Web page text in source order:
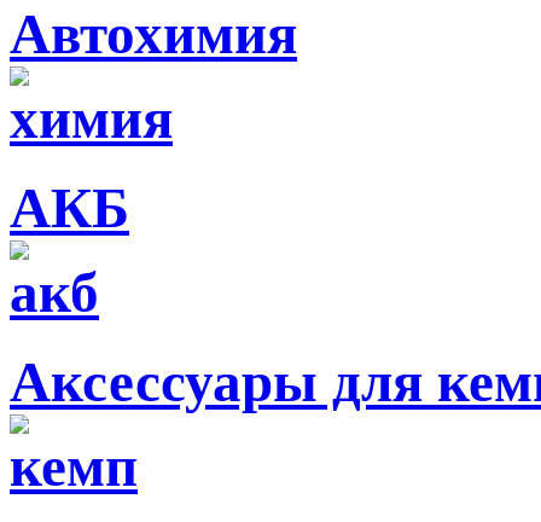
Автохимия
АКБ
Аксессуары для